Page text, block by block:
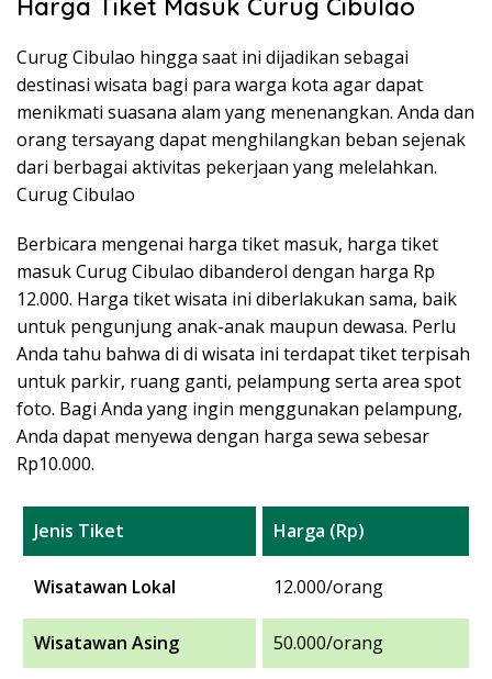
Harga Tiket Masuk Curug Cibulao
Curug Cibulao hingga saat ini dijadikan sebagai
destinasi wisata bagi para warga kota agar dapat
menikmati suasana alam yang menenangkan. Anda dan
orang tersayang dapat menghilangkan beban sejenak
dari berbagai aktivitas pekerjaan yang melelahkan.
Curug Cibulao
Berbicara mengenai harga tiket masuk, harga tiket
masuk Curug Cibulao dibanderol dengan harga Rp
12.000. Harga tiket wisata ini diberlakukan sama, baik
untuk pengunjung anak-anak maupun dewasa. Perlu
Anda tahu bahwa di di wisata ini terdapat tiket terpisah
untuk parkir, ruang ganti, pelampung serta area spot
foto. Bagi Anda yang ingin menggunakan pelampung,
Anda dapat menyewa dengan harga sewa sebesar
Rp10.000.
Jenis Tiket Harga (Rp)
Wisatawan Lokal 12.000/orang
Wisatawan Asing 50.000/orang